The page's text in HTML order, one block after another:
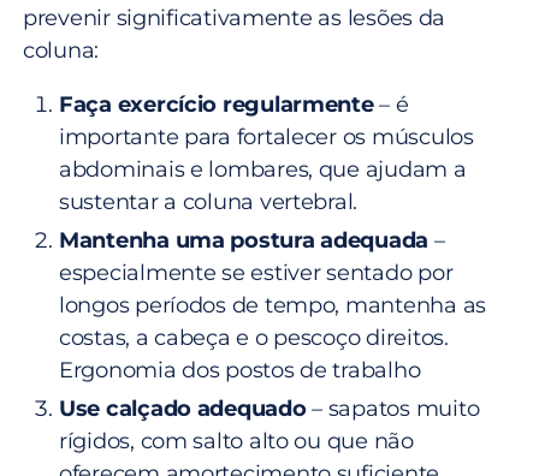
prevenir significativamente as lesões da
coluna:
Faça exercício regularmente– é
importante para fortalecer os músculos
abdominais e lombares, que ajudam a
sustentar a coluna vertebral.
Mantenha uma postura adequada –
especialmente se estiver sentado por
longos períodos de tempo, mantenha as
costas, a cabeça e o pescoço direitos.
Ergonomia dos postos de trabalho
Use calçado adequado– sapatos muito
rígidos, com salto alto ou que não